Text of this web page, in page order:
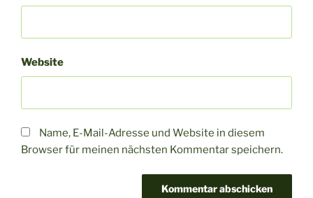
Website
Name, E-Mail-Adresse und Website in diesem
Browser für meinen nächsten Kommentar speichern.